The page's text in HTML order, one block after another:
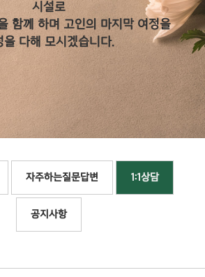
시설로
함께 하며 고인의 마지막 여정을
을 다해 모시겠습니다.
자주하는질문답변 1:1상담
공지사항